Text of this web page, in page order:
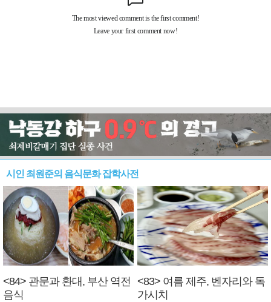
시인 최원준의 음식문화 잡학사전
<84> 관문과 환대, 부산 역전
음식
<83> 여름 제주, 벤자리와 독
가시치